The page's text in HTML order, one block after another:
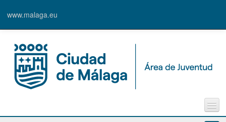
www.malaga.eu
Agenda